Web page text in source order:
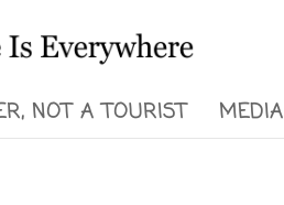
NOT A TOURIST MEDIA